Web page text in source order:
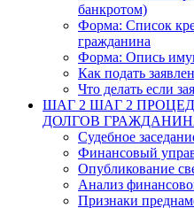
банкротом)
Форма: Список
гражданина
Форма: Опись
Как подать
Что делать если
ШАГ 2 ШАГ 2
ДОЛГОВ
Судебное
Финансовый
Опубликование
Анализ
Признаки